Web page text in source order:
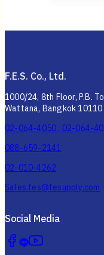
F.E.S. Co., Ltd.
1000/24, 8th Floor, P.B.
Wattana, Bangkok 10110
02-064-4050 , 02-064-
088-659-2141
02-010-4262
Sales.fes@fesupply.com
Social Media